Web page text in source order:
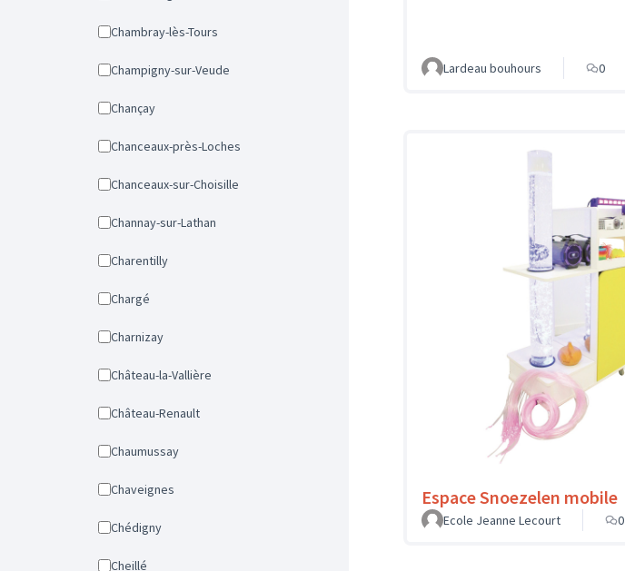
Chambray-lès-Tours
Champigny-sur-Veude
Chançay
Chanceaux-près-Loches
Chanceaux-sur-Choisille
Channay-sur-Lathan
Charentilly
Chargé
Charnizay
Château-la-Vallière
Château-Renault
Chaumussay
Chaveignes
Chédigny
Cheillé
Lardeau bouhours 0
Espace Snoezelen mobile
Ecole Jeanne Lecourt
0